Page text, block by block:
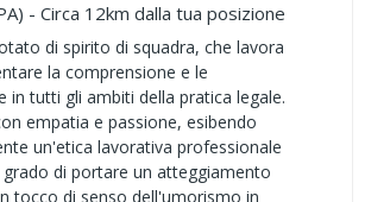
- Circa 12km dalla tua posizione
di spirito di squadra, che lavora
la comprensione e le
in tutti gli ambiti della pratica legale.
empatia e passione, esibendo
un'etica lavorativa professionale
grado di portare un atteggiamento
tocco di senso dell'umorismo in